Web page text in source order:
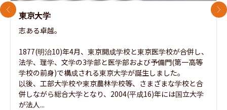
東京大学
志ある卓越。
1877(明治10)年4月、東京開成学校と東京医学校が合併し、
法学、理学、文学の3学部と医学部および予備門(第一高等
学校の前身)で構成される東京大学が誕生しました。
以後、工部大学校や東京農林学校等、さまざまな学校と合
併しながら総合大学となり、2004(平成16)年には国立大学
が法人...
前のスライド 次